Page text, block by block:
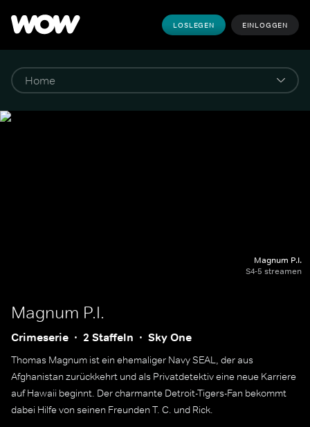
LOSLEGEN EINLOGGEN
Magnum P.I.
S4-5 streamen
Magnum P.I.
Crimeserie 2 Staffeln Sky One
Thomas Magnum ist ein ehemaliger Navy SEAL, der aus
Afghanistan zurückkehrt und als Privatdetektiv eine neue Karriere
auf Hawaii beginnt. Der charmante Detroit-Tigers-Fan bekommt
dabei Hilfe von seinen Freunden T. C. und Rick.